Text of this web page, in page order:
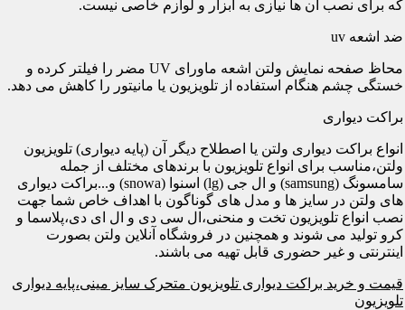
که برای نصب آن ها نیازی به ابزار و لوازم خاصی نیست.
ضد اشعه uv
محاظ صفحه نمایش ولتن اشعه ماورای UV مضر را فیلتر کرده و
خستگی چشم هنگام استفاده از تلویزیون یا مانیتور را کاهش می دهد.
براکت دیواری
انواع براکت دیواری ولتن یا اصطلاح دیگر آن (پایه دیواری) تلویزیون
ولتن،مناسب برای انواع تلویزیون با برندهای مختلف از جمله
سامسونگ (samsung) و ال جی (lg) اسنوا (snowa) و...براکت دیواری
های ولتن در سایز ها و مدل های گوناگون با اهداف خاص شما جهت
نصب انواع تلویزیون تخت و منحنی،ال سی دی و ال ای دی،پلاسما و
کرو تولید می شوند و همچنین در فروشگاه آنلاین ولتن بصورت
اینترنتی و غیر حضوری قابل تهیه می باشند.
قیمت و خرید براکت دیواری تلویزیون متحرک سایز مینی،پایه دیواری
تلویزیون